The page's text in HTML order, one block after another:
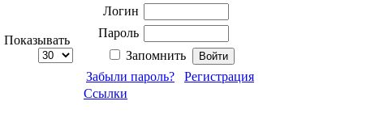
Показывать
Логин
Пароль
Запомнить
Забыли пароль?
Регистрация
Ссылки